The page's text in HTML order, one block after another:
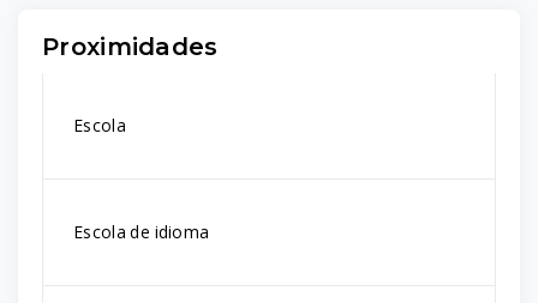
Proximidades
Escola
Escola de idioma